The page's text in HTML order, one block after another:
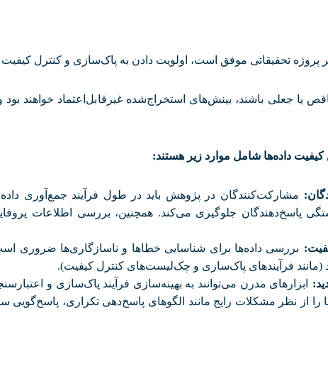
پروژه تحقیقاتی موفق است، اولویت دادن به پاک‌سازی و کنترل
یا جعلی باشند، بینش‌های استخراج‌شده غیرقابل‌اعتماد خواهند
کیفیت داده‌ها شامل موارد زیر هستند:
: مشارکت‌کنندگان در پژوهش باید در طول فرآیند جمع‌آوری
پاسخ‌دهندگان جلوگیری می‌کند. همچنین، بررسی اطلاعات
: بررسی داده‌ها برای شناسایی خطاها و ناسازگاری‌ها ضروری
(مانند فرآیندهای پاک‌سازی و چک‌لیست‌های کنترل کیفیت).
:
ابزارهای مدرن می‌توانند به بهینه‌سازی فرآیند پاک‌سازی و
را از نظر مشکلات رایج مانند الگوهای پاسخ‌دهی تکراری،